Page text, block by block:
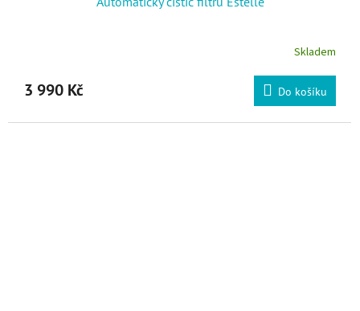
Skladem
3 990 Kč Do košíku